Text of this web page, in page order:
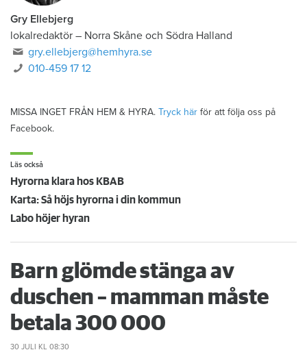
Gry Ellebjerg
lokalredaktör – Norra Skåne och Södra Halland
gry.ellebjerg@hemhyra.se
010-459 17 12
MISSA INGET FRÅN HEM & HYRA. Tryck här för att följa oss på
Facebook.
Läs också
Hyrorna klara hos KBAB
Karta: Så höjs hyrorna i din kommun
Labo höjer hyran
Barn glömde stänga av
duschen – mamman måste
betala 300 000
30 JULI KL 08:30